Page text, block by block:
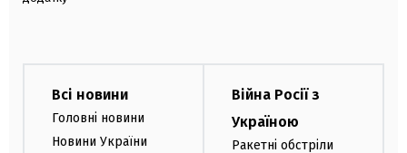
Всі новини
Головні новини
Новини України
Війна Росії з
Україною
Ракетні обстріли